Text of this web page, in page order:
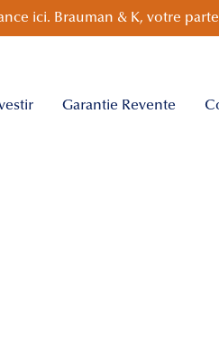
ici. Brauman & K, votre
Garantie Revente